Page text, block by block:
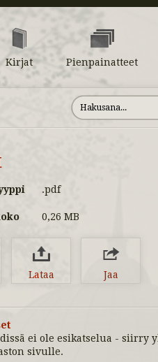
Kirjat Pienpainatteet
.pdf
0,26 MB
Lataa Jaa
ei ole esikatselua - siirry
sivulle.